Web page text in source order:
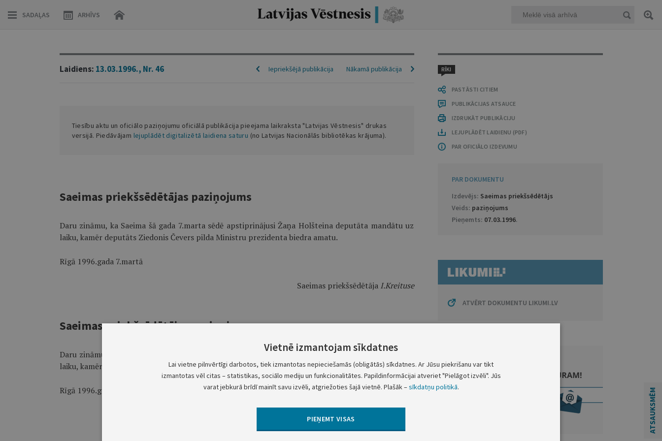
SADAĻAS ARHĪVS
RĪKI
PASTĀSTI CITIEM
PUBLIKĀCIJAS ATSAUCE
IZDRUKĀT PUBLIKĀCIJU
LEJUPLĀDĒT LAIDIENU (PDF)
PAR OFICIĀLO IZDEVUMU
PAR DOKUMENTU
Izdevējs: Saeimas priekšsēdētājs
Veids: paziņojums
Pieņemts: 07.03.1996.
ATVĒRT DOKUMENTU LIKUMI.LV
Laidiens: 13.03.1996., Nr. 46 Nākamā publikācija
Iepriekšējā publikācija
Tiesību aktu un oficiālo paziņojumu oficiālā publikācija pieejama laikraksta "Latvijas Vēstnesis" drukas
versijā. Piedāvājam lejuplādēt digitalizētā laidiena saturu (no Latvijas Nacionālās bibliotēkas krājuma).
Saeimas priekšsēdētājas paziņojums
Daru zināmu, ka Saeima šā gada 7.marta sēdē apstiprinājusi Žaņa Holšteina deputāta mandātu uz
laiku, kamēr deputāts Ziedonis Čevers pilda Ministru prezidenta biedra amatu.
Rīgā 1996.gada 7.martā
Saeimas priekšsēdētāja I.Kreituse
Saeimas priekšsēdētājas paziņojums
Daru zināmu, ka Saeima šā gada 7.marta sēdē apstiprinājusi Viktora Stikuta deputāta mandātu uz
laiku, kamēr deputāts Ēriks Kaža pilda valsts ministra amatu.
Rīgā 1996.gada 7.martā
Saeimas priekšsēdētāja ATSAUKSMĒM
Vietnē izmantojam sīkdatnes
Lai vietne pilnvērtīgi darbotos, tiek izmantotas nepieciešamās (obligātās) sīkdatnes. Ar Jūsu piekrišanu var tikt
izmantotas vēl citas – statistikas, sociālo mediju un funkcionalitātes. Papildinformācijai atveriet "Pielāgot izvēli". Jūs
varat jebkurā brīdī mainīt savu izvēli, atgriežoties šajā vietnē. Plašāk –sīkdatņu politikā.
PIEŅEMT VISAS